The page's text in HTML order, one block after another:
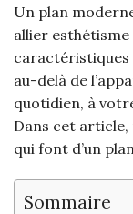
Un plan
allier
caractéristiques
au-delà de
quotidien, à
Dans cet article,
qui font d’un
Sommaire